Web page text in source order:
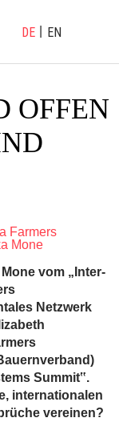
DE EN
OFFEN
Farmers
Mone
vom „Inter-
Netzwerk
Summit‟.
internationalen
vereinen?